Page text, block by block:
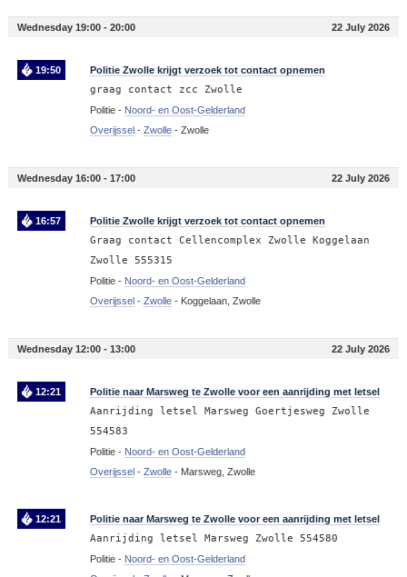
Wednesday 19:00 - 20:00 22 July 2026
19:50 Politie Zwolle krijgt verzoek tot contact opnemen
graag contact zcc Zwolle
Politie - Noord- en Oost-Gelderland
Overijssel- Zwolle- Zwolle
Wednesday 16:00 - 17:00 22 July 2026
16:57 Politie Zwolle krijgt verzoek tot contact opnemen
Graag contact Cellencomplex Zwolle Koggelaan
Zwolle 555315
Politie - Noord- en Oost-Gelderland
Overijssel- Zwolle- Koggelaan, Zwolle
Wednesday 12:00 - 13:00 22 July 2026
12:21 Politie naar Marsweg te Zwolle voor een aanrijding met letsel
Aanrijding letsel Marsweg Goertjesweg Zwolle
554583
Politie - Noord- en Oost-Gelderland
Overijssel- Zwolle- Marsweg, Zwolle
12:21 Politie naar Marsweg te Zwolle voor een aanrijding met letsel
Aanrijding letsel Marsweg Zwolle 554580
Politie - Noord- en Oost-Gelderland